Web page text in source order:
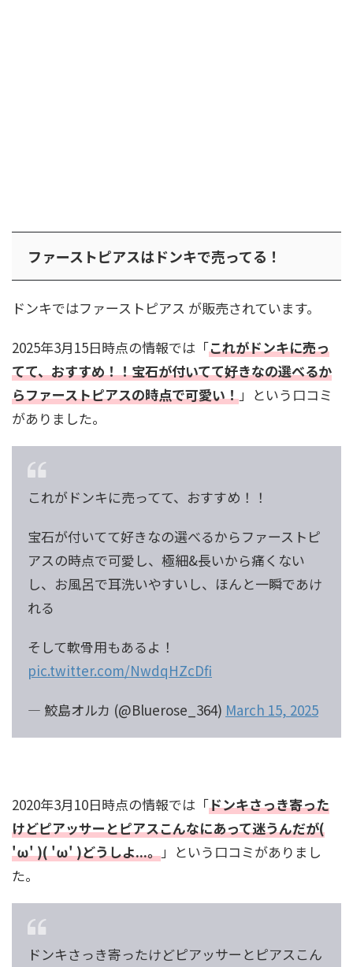
ファーストピアスはドンキで売ってる！
ドンキではファーストピアス が販売されています。
2025年3月15日時点の情報では「これがドンキに売っ
てて、おすすめ！！宝石が付いてて好きなの選べるか
らファーストピアスの時点で可愛い！」という口コミ
がありました。
これがドンキに売ってて、おすすめ！！
宝石が付いてて好きなの選べるからファーストピ
アスの時点で可愛し、極細&長いから痛くない
し、お風呂で耳洗いやすいし、ほんと一瞬であけ
れる
そして軟骨用もあるよ！
pic.twitter.com/NwdqHZcDfi
— 鮫島オルカ (@Bluerose_364) March 15, 2025
2020年3月10日時点の情報では「ドンキさっき寄った
けどピアッサーとピアスこんなにあって迷うんだが(
'ω' )( 'ω' )どうしよ...。」という口コミがありまし
た。
ドンキさっき寄ったけどピアッサーとピアスこん